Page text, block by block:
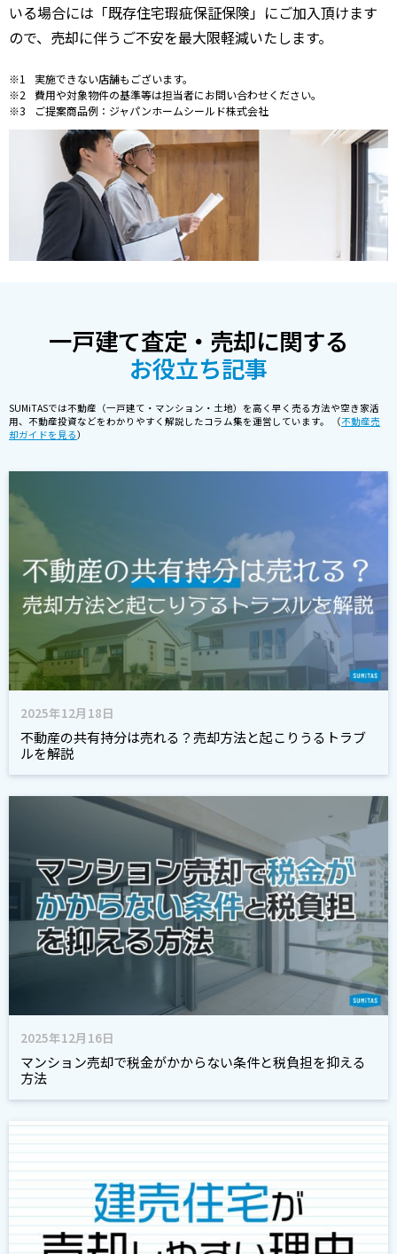
いる場合には「既存住宅瑕疵保証保険」にご加入頂けます
ので、売却に伴うご不安を最大限軽減いたします。
実施できない店舗もございます。
費用や対象物件の基準等は担当者にお問い合わせください。
ご提案商品例：ジャパンホームシールド株式会社
一戸建て査定・売却に関する
お役立ち記事
SUMiTASでは不動産（一戸建て・マンション・土地）を高く早く売る方法や空き家活
用、不動産投資などをわかりやすく解説したコラム集を運営しています。 （不動産売
却ガイドを見る）
2025年12月18日
不動産の共有持分は売れる？売却方法と起こりうるトラブ
ルを解説
2025年12月16日
マンション売却で税金がかからない条件と税負担を抑える
方法